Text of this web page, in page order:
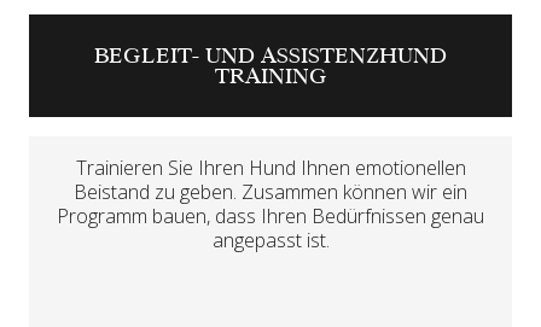
BEGLEIT- UND ASSISTENZHUND
TRAINING
Trainieren Sie Ihren Hund Ihnen emotionellen
Beistand zu geben. Zusammen können wir ein
Programm bauen, dass Ihren Bedürfnissen genau
angepasst ist.